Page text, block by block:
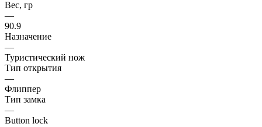
Вес, гр
—
90.9
Назначение
—
Туристический нож
Тип открытия
—
Флиппер
Тип замка
—
Button lock